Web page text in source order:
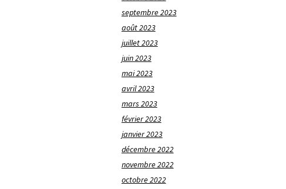
septembre 2023
août 2023
juillet 2023
juin 2023
mai 2023
avril 2023
mars 2023
février 2023
janvier 2023
décembre 2022
novembre 2022
octobre 2022